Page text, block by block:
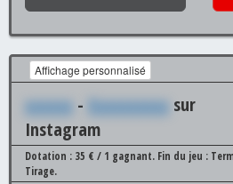
Affichage personnalisé
xxxxxx - Xxxxxxxxxx sur
Instagram
Dotation : 35 € / 1 gagnant. Fin du jeu :
Tirage.